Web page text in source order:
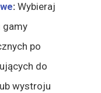
: Wybieraj
gamy
po
do
wystroju